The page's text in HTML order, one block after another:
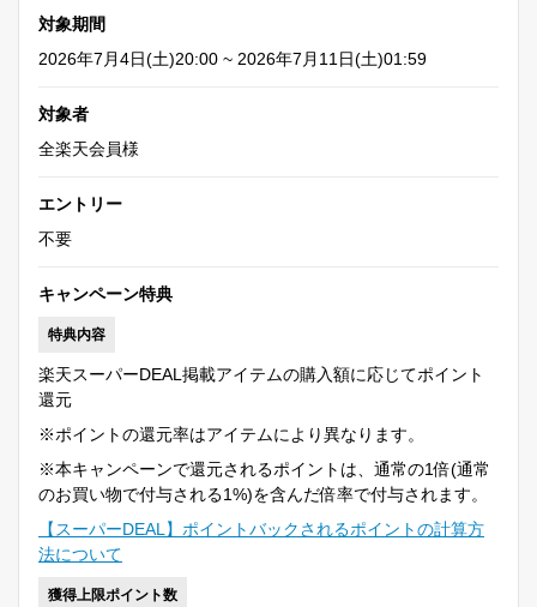
対象期間
2026年7月4日(土)20:00 ~ 2026年7月11日(土)01:59
対象者
全楽天会員様
エントリー
不要
キャンペーン特典
特典内容
楽天スーパーDEAL掲載アイテムの購入額に応じてポイント
還元
※ポイントの還元率はアイテムにより異なります。
※本キャンペーンで還元されるポイントは、通常の1倍(通常
のお買い物で付与される1%)を含んだ倍率で付与されます。
【スーパーDEAL】ポイントバックされるポイントの計算方
法について
獲得上限ポイント数